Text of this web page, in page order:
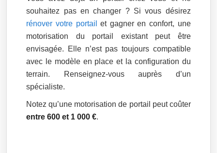
souhaitez pas en changer ? Si vous désirez
rénover votre portail
et gagner en confort, une
motorisation du portail existant peut être
envisagée. Elle n’est pas toujours compatible
avec le modèle en place et la configuration du
terrain. Renseignez-vous auprès d’un
spécialiste.
Notez qu’une motorisation de portail peut coûter
entre 600 et 1 000 €.